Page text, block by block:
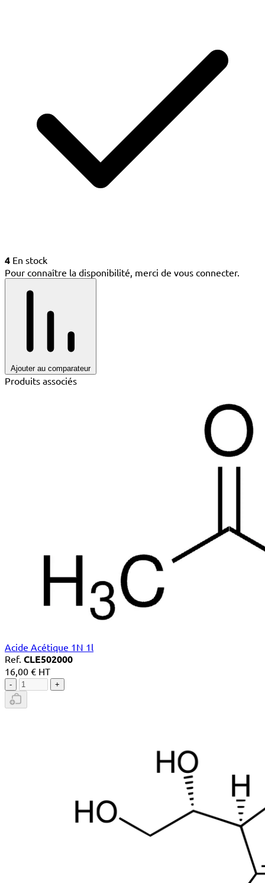
4 En stock
Pour connaître la disponibilité, merci de vous connecter.
Ajouter au comparateur
Produits associés
Acide Acétique 1N 1l
Ref. CLE502000
16,00 € HT
- +